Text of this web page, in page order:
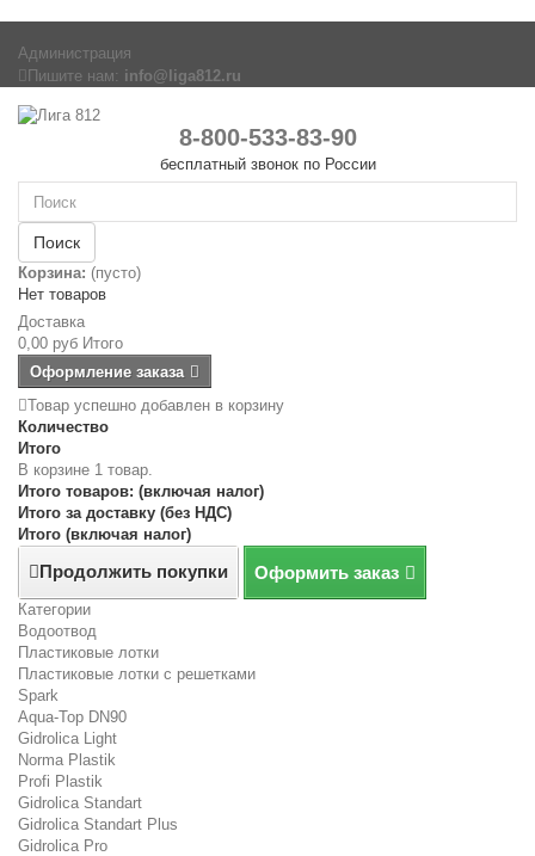
Администрация
Пишите нам: info@liga812.ru
8-800-533-83-90
бесплатный звонок по России
Поиск
Корзина: (пусто)
Нет товаров
Доставка
0,00 руб Итого
Оформление заказа
Товар успешно добавлен в корзину
Количество
Итого
В корзине 1 товар.
Итого товаров: (включая налог)
Итого за доставку (без НДС)
Итого (включая налог)
Продолжить покупки Оформить заказ
Категории
Водоотвод
Пластиковые лотки
Пластиковые лотки с решетками
Spark
Aqua-Top DN90
Gidrolica Light
Norma Plastik
Profi Plastik
Gidrolica Standart
Gidrolica Standart Plus
Gidrolica Pro